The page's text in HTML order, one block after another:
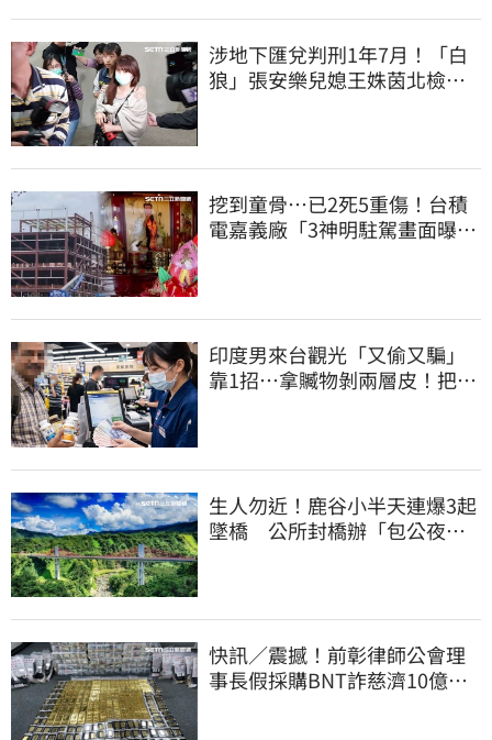
涉地下匯兌判刑1年7月！「白
狼」張安樂兒媳王姝茵北檢報
挖到童骨…已2死5重傷！台積
電嘉義廠「3神明駐駕畫面曝
印度男來台觀光「又偷又騙」
靠1招…拿贓物剝兩層皮！把全
生人勿近！鹿谷小半天連爆3起
墜橋 公所封橋辦「包公夜
快訊／震撼！前彰律師公會理
事長假採購BNT詐慈濟10億、